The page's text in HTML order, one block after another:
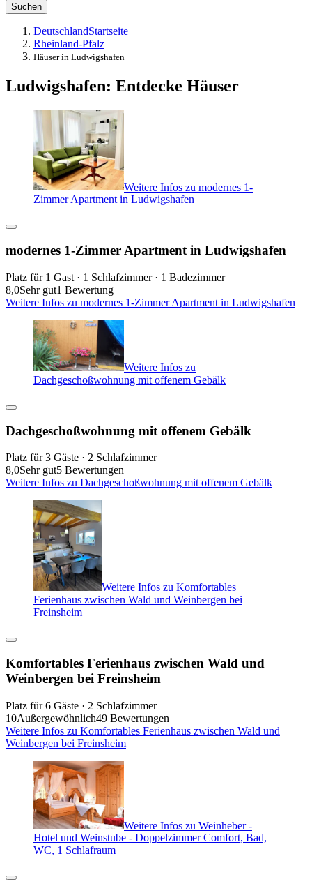
Suchen
DeutschlandStartseite
Rheinland-Pfalz
Häuser in Ludwigshafen
Ludwigshafen: Entdecke Häuser
Weitere Infos zu modernes 1-
Zimmer Apartment in Ludwigshafen
modernes 1-Zimmer Apartment in Ludwigshafen
Platz für 1 Gast · 1 Schlafzimmer · 1 Badezimmer
8,0Sehr gut1 Bewertung
Weitere Infos zu modernes 1-Zimmer Apartment in Ludwigshafen
Weitere Infos zu
Dachgeschoßwohnung mit offenem Gebälk
Dachgeschoßwohnung mit offenem Gebälk
Platz für 3 Gäste · 2 Schlafzimmer
8,0Sehr gut5 Bewertungen
Weitere Infos zu Dachgeschoßwohnung mit offenem Gebälk
Weitere Infos zu Komfortables
Ferienhaus zwischen Wald und Weinbergen bei
Freinsheim
Komfortables Ferienhaus zwischen Wald und
Weinbergen bei Freinsheim
Platz für 6 Gäste · 2 Schlafzimmer
10Außergewöhnlich49 Bewertungen
Weitere Infos zu Komfortables Ferienhaus zwischen Wald und
Weinbergen bei Freinsheim
Weitere Infos zu Weinheber -
Hotel und Weinstube - Doppelzimmer Comfort, Bad,
WC, 1 Schlafraum